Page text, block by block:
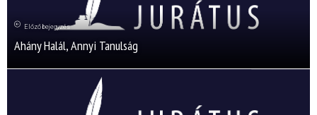
Előző bejegyzés
Ahány Halál, Annyi Tanulság